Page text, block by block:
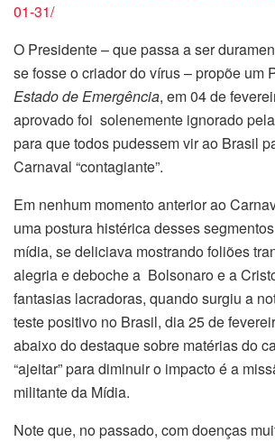
01-31/
O Presidente – que passa a ser
se fosse o criador do vírus – propõe um
Estado de Emergência, em 04 de
aprovado foi solenemente ignorado
para que todos pudessem vir ao Brasil
Carnaval “contagiante”.
Em nenhum momento anterior ao
uma postura histérica desses
mídia, se deliciava mostrando foliões
alegria e deboche a Bolsonaro e a
fantasias lacradoras, quando surgiu a
teste positivo no Brasil, dia 25 de
abaixo do destaque sobre matérias do
“ajeitar” para diminuir o impacto é a
militante da Mídia.
Note que, no passado, com doenças